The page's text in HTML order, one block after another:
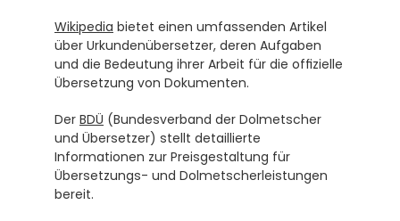
Wikipedia bietet einen umfassenden Artikel
über Urkundenübersetzer, deren Aufgaben
und die Bedeutung ihrer Arbeit für die offizielle
Übersetzung von Dokumenten.
Der BDÜ (Bundesverband der Dolmetscher
und Übersetzer) stellt detaillierte
Informationen zur Preisgestaltung für
Übersetzungs- und Dolmetscherleistungen
bereit.